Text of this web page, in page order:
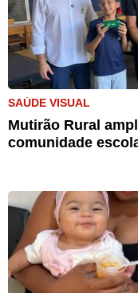
SAÚDE VISUAL
Mutirão Rural
comunidade